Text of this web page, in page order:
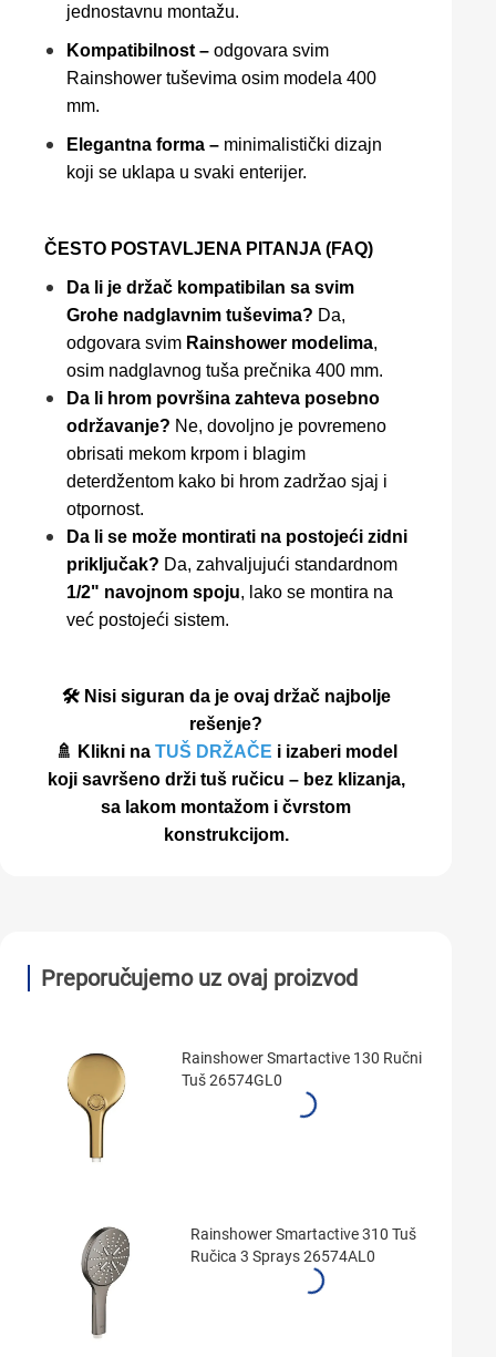
jednostavnu montažu.
Kompatibilnost – odgovara svim
Rainshower tuševima osim modela 400
mm.
Elegantna forma – minimalistički dizajn
koji se uklapa u svaki enterijer.
ČESTO POSTAVLJENA PITANJA (FAQ)
Da li je držač kompatibilan sa svim
Grohe nadglavnim tuševima? Da,
odgovara svim Rainshower modelima,
osim nadglavnog tuša prečnika 400 mm.
Da li hrom površina zahteva posebno
održavanje? Ne, dovoljno je povremeno
obrisati mekom krpom i blagim
deterdžentom kako bi hrom zadržao sjaj i
otpornost.
Da li se može montirati na postojeći zidni
priključak? Da, zahvaljujući standardnom
1/2" navojnom spoju, lako se montira na
već postojeći sistem.
🛠️ Nisi siguran da je ovaj držač najbolje
rešenje?
🚿 Klikni na TUŠ DRŽAČE i izaberi model
koji savršeno drži tuš ručicu – bez klizanja,
sa lakom montažom i čvrstom
konstrukcijom.
Preporučujemo uz ovaj proizvod
Rainshower Smartactive 130 Ručni
Tuš 26574GL0
Rainshower Smartactive 310 Tuš
Ručica 3 Sprays 26574AL0